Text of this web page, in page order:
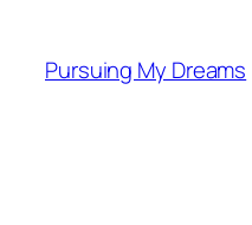
content
Pursuing My Dreams